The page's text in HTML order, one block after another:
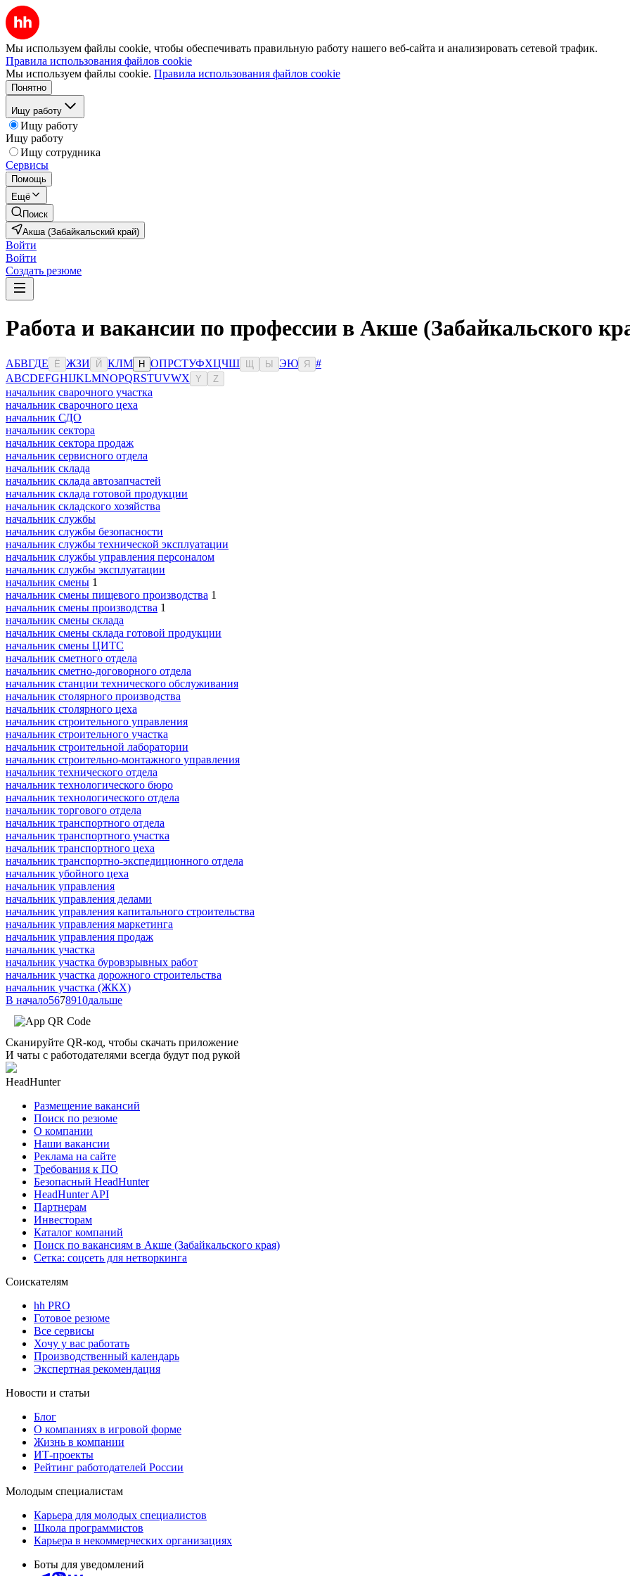
Мы используем файлы cookie, чтобы обеспечивать правильную работу нашего веб-сайта и анализировать сетевой трафик.
Правила использования файлов cookie
Мы используем файлы cookie. Правила использования файлов cookie
Понятно
Ищу работу
Ищу работу
Ищу работу
Ищу сотрудника
Сервисы
Помощь
Ещё
Поиск
Акша (Забайкальский край)
Войти
Войти
Создать резюме
Работа и вакансии по профессии в Акше (Забайкальского
АБВГДЕ Ё ЖЗИ Й КЛМ Н ОПРСТУФХЦЧШ Ы ЭЮ Я
#
ABCDEFGHIJKLMNOPQRSTUVWX Y Z
начальник сварочного участка
начальник сварочного цеха
начальник СДО
начальник сектора
начальник сектора продаж
начальник сервисного отдела
начальник склада
начальник склада автозапчастей
начальник склада готовой продукции
начальник складского хозяйства
начальник службы
начальник службы безопасности
начальник службы технической эксплуатации
начальник службы управления персоналом
начальник службы эксплуатации
начальник смены 1
начальник смены пищевого производства 1
начальник смены производства 1
начальник смены склада
начальник смены склада готовой продукции
начальник смены ЦИТС
начальник сметного отдела
начальник сметно-договорного отдела
начальник станции технического обслуживания
начальник столярного производства
начальник столярного цеха
начальник строительного управления
начальник строительного участка
начальник строительной лаборатории
начальник строительно-монтажного управления
начальник технического отдела
начальник технологического бюро
начальник технологического отдела
начальник торгового отдела
начальник транспортного отдела
начальник транспортного участка
начальник транспортного цеха
начальник транспортно-экспедиционного отдела
начальник убойного цеха
начальник управления
начальник управления делами
начальник управления капитального строительства
начальник управления маркетинга
начальник управления продаж
начальник участка
начальник участка буровзрывных работ
начальник участка дорожного строительства
начальник участка (ЖКХ)
В начало5678910дальше
Сканируйте QR-код, чтобы скачать приложение
И чаты с работодателями всегда будут под рукой
HeadHunter
Размещение вакансий
Поиск по резюме
О компании
Наши вакансии
Реклама на сайте
Требования к ПО
Безопасный HeadHunter
HeadHunter API
Партнерам
Инвесторам
Каталог компаний
Поиск по вакансиям в Акше (Забайкальского края)
Сетка: соцсеть для нетворкинга
Соискателям
hh PRO
Готовое резюме
Все сервисы
Хочу у вас работать
Производственный календарь
Экспертная рекомендация
Новости и статьи
Блог
О компаниях в игровой форме
Жизнь в компании
ИТ-проекты
Рейтинг работодателей России
Молодым специалистам
Карьера для молодых специалистов
Школа программистов
Карьера в некоммерческих организациях
Боты для уведомлений